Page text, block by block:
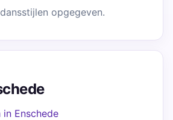
opgegeven.
Enschede